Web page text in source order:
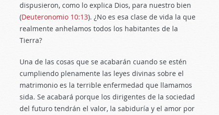
dispusieron, como lo explica Dios, para nuestro bien
(Deuteronomio 10:13). ¿No es esa clase de vida la que
realmente anhelamos todos los habitantes de la
Tierra?
Una de las cosas que se acabarán cuando se estén
cumpliendo plenamente las leyes divinas sobre el
matrimonio es la terrible enfermedad que llamamos
sida. Se acabará porque los dirigentes de la sociedad
del futuro tendrán el valor, la sabiduría y el amor por